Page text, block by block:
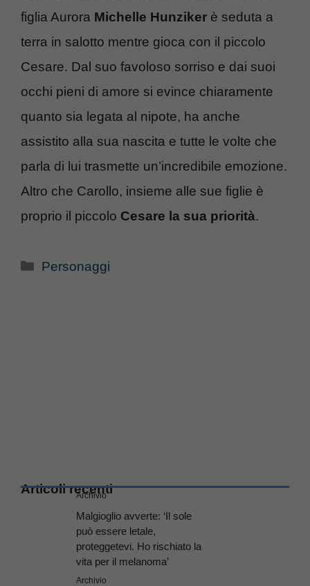
figlia Aurora Michelle Hunziker è seduta a
terra in salotto mentre gioca con il piccolo
Cesare. Dal suo favoloso sorriso e dai suoi
occhi pieni di amore si evince chiaramente
quanto sia legata al nipote, ha anche
assistito alla sua nascita e tutte le volte che
parla di lui trasmette un’incredibile emozione.
Altro che Carollo, insieme alle sue figlie è
proprio il piccolo Cesare la sua priorità.
Categorie
Personaggi
Articoli recenti
Archivio
Malgioglio avverte: ‘Il sole
può essere letale,
proteggetevi. Ho rischiato la
vita per il melanoma’
Archivio